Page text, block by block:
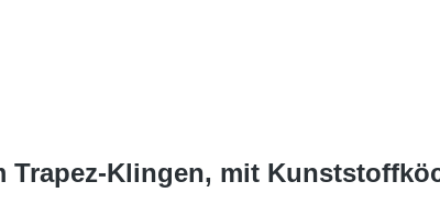
Trapez-Klingen, mit